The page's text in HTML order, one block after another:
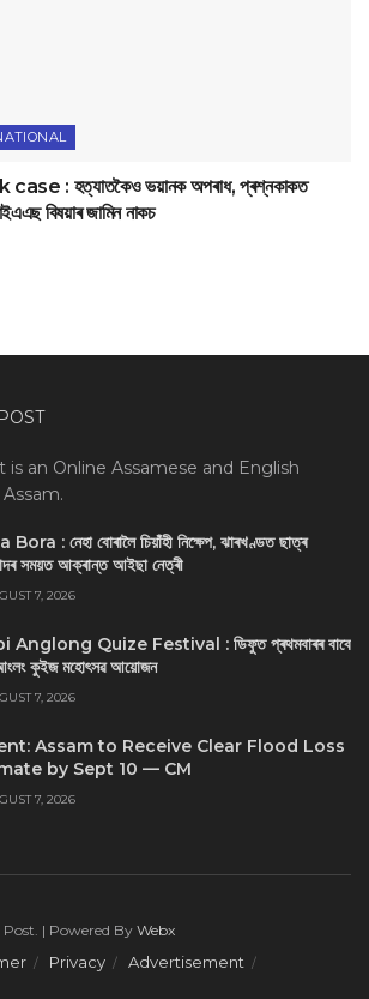
: হত্যাতকৈও ভয়ানক অপৰাধ, প্ৰশ্নকাকত
বিষয়াৰ জামিন নাকচ
is an Online Assamese and English
: নেহা বোৰালৈ চিয়াঁহী নিক্ষেপ, ঝাৰখণ্ডত ছাত্ৰ
সময়ত আক্ৰান্ত আইছা নেত্ৰী
7, 2026
Anglong Quize Festival : ডিফুত প্ৰথমবাৰৰ বাবে
আংলং কুইজ মহোৎসৱ আয়োজন
7, 2026
Assam to Receive Clear Flood Loss
by Sept 10 — CM
7, 2026
| Powered By Webx
Privacy
Advertisement